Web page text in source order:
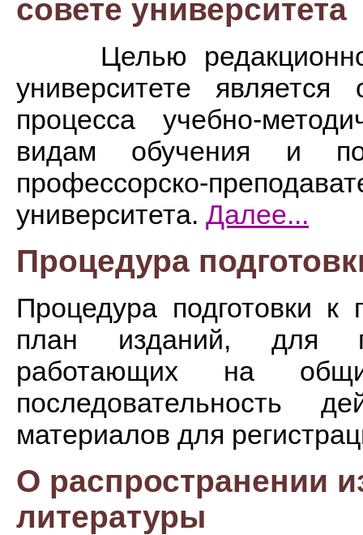
совете университета
Целью редакционно-
университете является
процесса учебно-
видам обучения и
профессорско-
университета. Далее...
Процедура
Процедура подготовки к
план изданий, для
работающих на
последовательность
материалов для
О распространении
литературы